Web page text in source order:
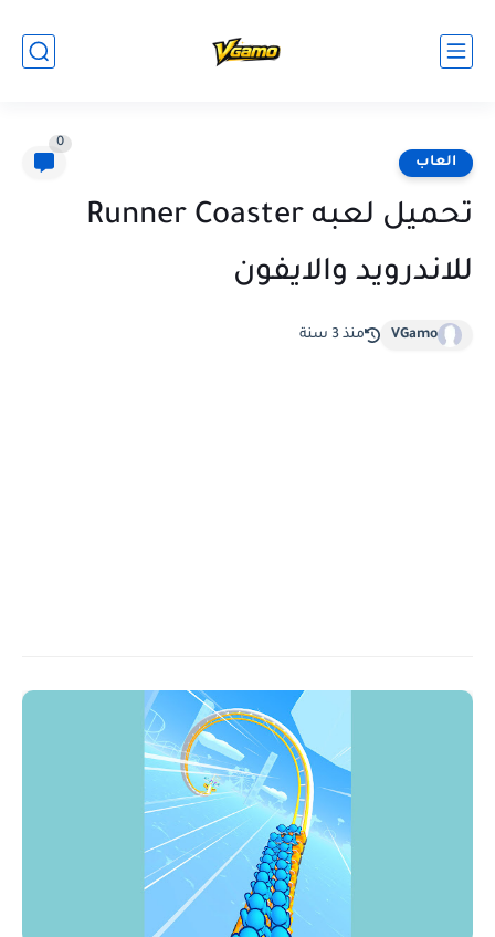
العاب
0
تحميل لعبه Runner Coaster
للاندرويد والايفون
VGamo منذ 3 سنة